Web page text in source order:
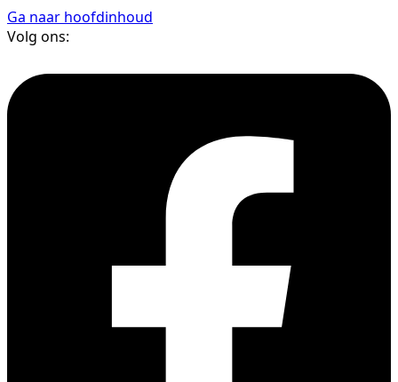
Ga naar hoofdinhoud
Volg ons: